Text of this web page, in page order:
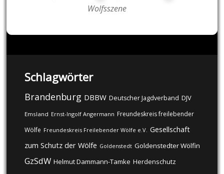
Wolfsszene
Schlagwörter
Brandenburg DBBW Deutscher Jagdverband DJV
Emsland Ernst-Ingolf Angermann Freundeskreis freilebender
Wölfe Freundeskreis Freilebender Wölfe e.V. Gesellschaft
zum Schutz der Wölfe Goldenstedt Goldenstedter Wölfin
GzSdW Helmut Dammann-Tamke Herdenschutz